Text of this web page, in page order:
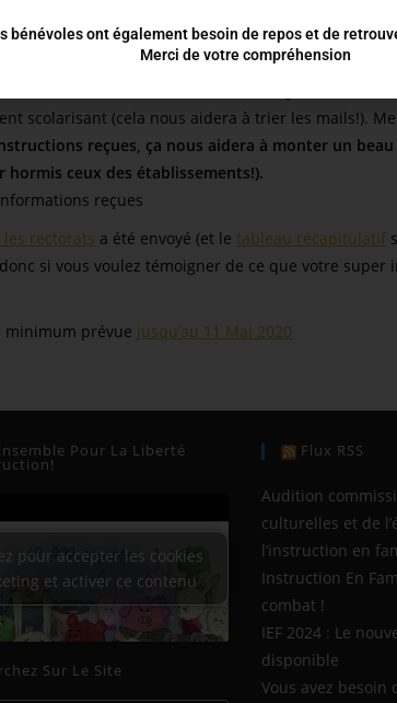
sont proposées sont valables et cohérentes (ne
avoir une vision d’ensemble, pas uniquement
scolarisant (cela nous aidera à trier les mails!).
reçues, ça nous aidera à monter un
hormis ceux des établissements!).
reçues
rectorats a été envoyé (et le tableau récapitulatif
si vous voulez témoigner de ce que votre super
minimum prévue jusqu’au 11 Mai 2020
Pour La Liberté
pour accepter les cookies
et activer ce contenu
Sur Le Site
Flux RSS
Audition
culturelles et de
l’instruction en
Instruction En
combat !
IEF 2024 : Le
disponible
Vous avez besoin
bénévoles ont également besoin de repos et de
Merci de votre compréhension